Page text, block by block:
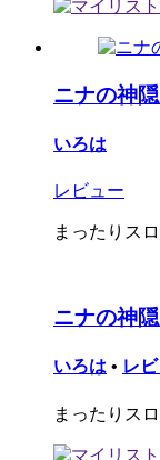
ニナの神
いろは
レビュー
まったりス
ニナの神
いろは • レ
まったりス